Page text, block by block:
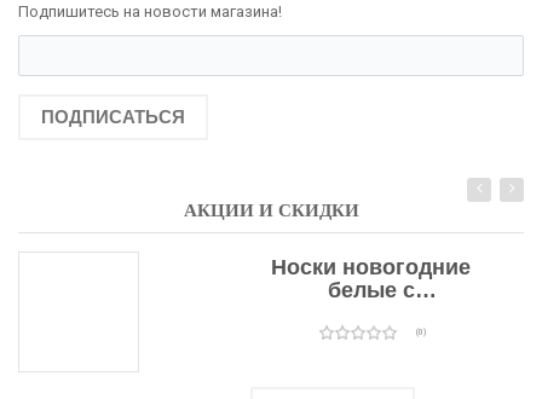
Подпишитесь на новости магазина!
ПОДПИСАТЬСЯ
АКЦИИ И СКИДКИ
Носки новогодние
белые с
оленями(0)